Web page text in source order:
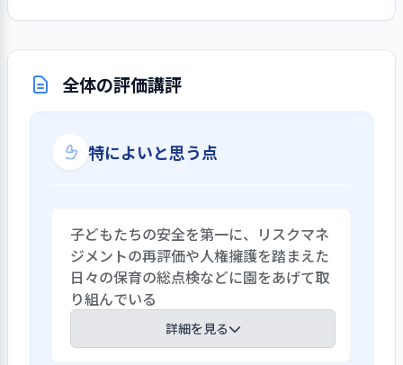
全体の評価講評
特によいと思う点
子どもたちの安全を第一に、リスクマネ
ジメントの再評価や人権擁護を踏まえた
日々の保育の総点検などに園をあげて取
り組んでいる
詳細を見る